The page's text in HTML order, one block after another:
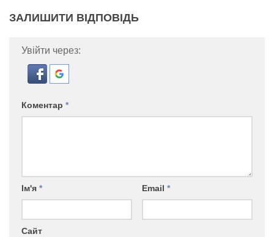
ЗАЛИШИТИ ВІДПОВІДЬ
Увійти через:
Коментар *
Ім'я * Email *
Сайт